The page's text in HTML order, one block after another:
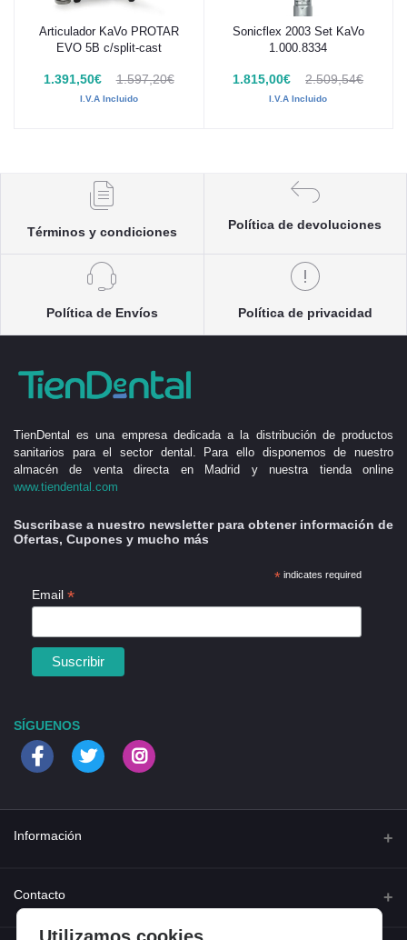
Añadir al carrito
Articulador KaVo PROTAR
EVO 5B c/split-cast
1.391,50€ 1.597,20€
I.V.A Incluido
Añadir al carrito
Sonicflex 2003 Set KaVo
1.000.8334
1.815,00€ 2.509,54€
I.V.A Incluido
Términos y condiciones
Política de devoluciones
Política de Envíos Política de privacidad
TienDental es una empresa dedicada a la distribución de productos
sanitarios para el sector dental. Para ello disponemos de nuestro
almacén de venta directa en Madrid y nuestra tienda online
www.tiendental.com
Suscribase a nuestro newsletter para obtener información de
Ofertas, Cupones y mucho más
*indicates required
Email *
SÍGUENOS
Información
Quienes somos
Contacto